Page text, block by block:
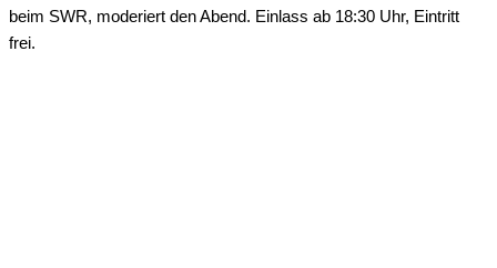
beim SWR, moderiert den Abend. Einlass ab 18:30 Uhr, Eintritt
frei.